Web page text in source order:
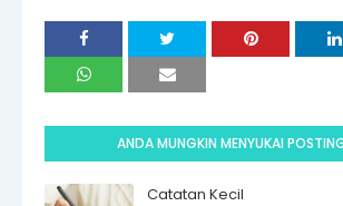
ANDA MUNGKIN MENYUKAI
Catatan Kecil